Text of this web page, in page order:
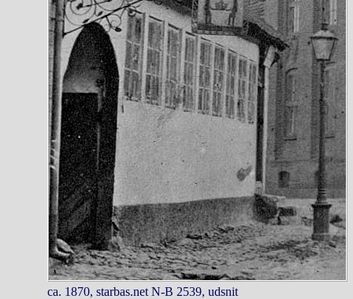
ca. 1870, starbas.net N-B 2539, udsnit